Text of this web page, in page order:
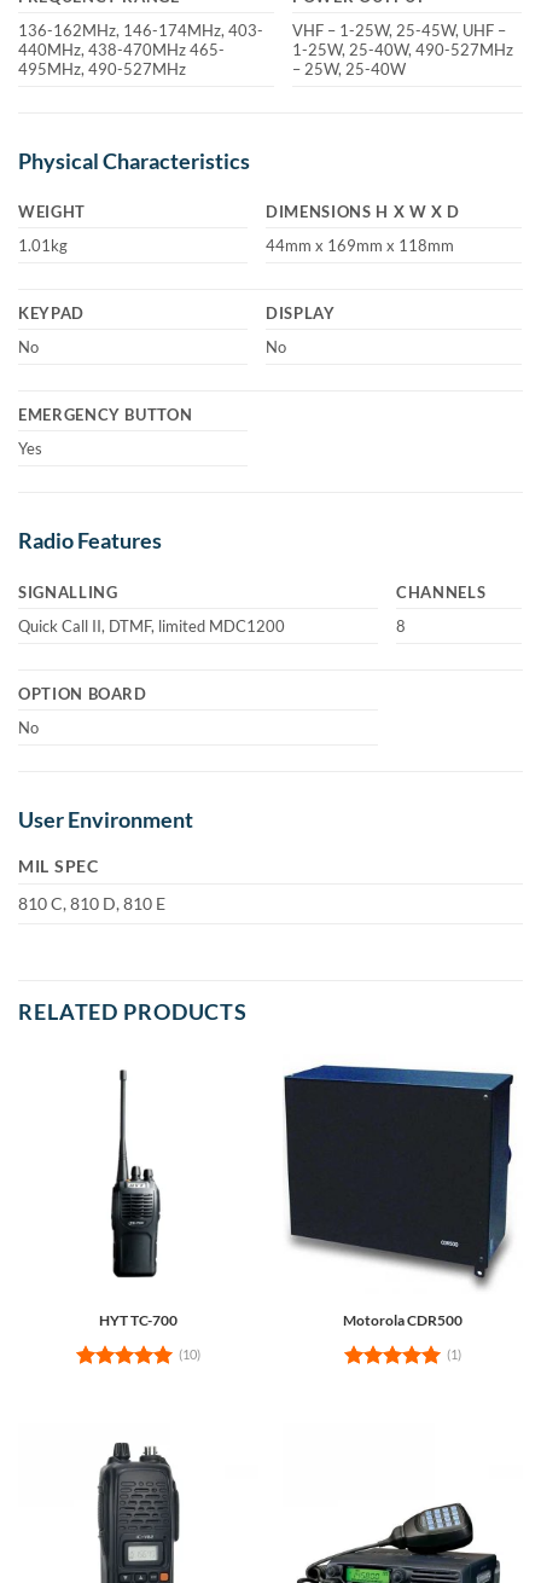
136-162MHz, 146-174MHz, 403-
440MHz, 438-470MHz 465-
495MHz, 490-527MHz
VHF – 1-25W, 25-45W, UHF –
1-25W, 25-40W, 490-527MHz
– 25W, 25-40W
Physical Characteristics
WEIGHT
1.01kg
DIMENSIONS H X W X D
44mm x 169mm x 118mm
KEYPAD
No
DISPLAY
No
EMERGENCY BUTTON
Yes
Radio Features
SIGNALLING
Quick Call II, DTMF, limited MDC1200
CHANNELS
8
OPTION BOARD
No
User Environment
MIL SPEC
810 C, 810 D, 810 E
RELATED PRODUCTS
HYT TC-700
(10)
Motorola CDR500
(1)